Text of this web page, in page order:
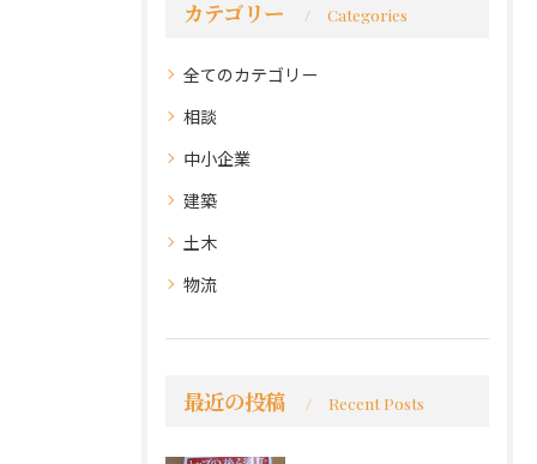
カテゴリー Categories
全てのカテゴリー
相談
中小企業
建築
土木
物流
最近の投稿 Recent Posts